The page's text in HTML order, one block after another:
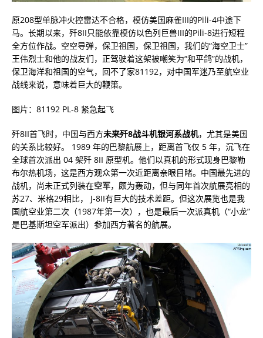
原208型单脉冲火控雷达不合格，模仿美国麻雀III的Pili-4中途下
马。长期以来，歼8II只能依靠模仿以色列巨兽III的Pili-8进行短程
全方位作战。空空导弹，保卫祖国，保卫祖国，我们的“海空卫士”
王伟烈士和他的战友们，正驾驶着这架被嘲笑为“和平鸽”的战机，
保卫海洋和祖国的空气，回不了家81192，对中国军迷乃至航空业
战线来说，意味着巨大的鞭策。
图片：81192 PL-8 紧急起飞
歼8II首飞时，中国与西方未来歼8战斗机银河系战机，尤其是美国
的关系比较好。 1989 年的巴黎航展上，距离首飞仅 5 年，沉飞在
全球首次派出 04 架歼 8II 原型机。他们以真机的形式现身巴黎勒
布尔热机场，这是西方观众第一次近距离亲眼目睹。中国最先进的
战机，尚未正式列装在空军，颇为轰动，但与同年首次航展亮相的
苏27、米格29相比， J-8II有巨大的技术差距。但这次展览也是我
国航空业第二次（1987年第一次），也是最后一次派真机（“小龙”
是巴基斯坦空军派出）参加西方著名的航展。